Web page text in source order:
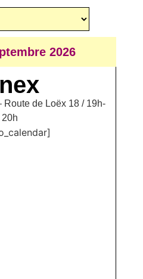
2026
Route de Loëx 18 / 19h-
20h